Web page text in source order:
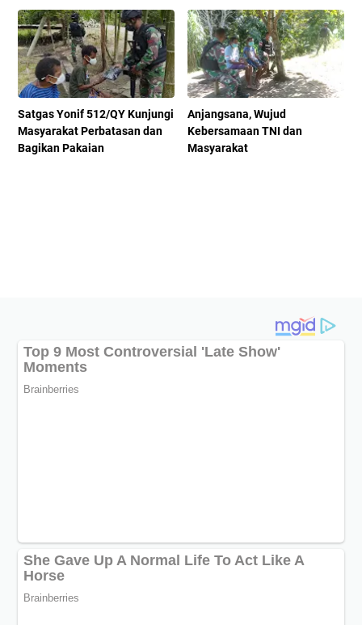
Satgas Yonif 512/QY Kunjungi
Masyarakat Perbatasan dan
Bagikan Pakaian
Anjangsana, Wujud
Kebersamaan TNI dan
Masyarakat